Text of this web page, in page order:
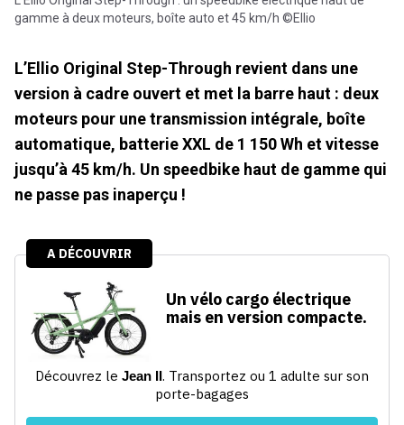
gamme à deux moteurs, boîte auto et 45 km/h ©Ellio
L’Ellio Original Step-Through revient dans une
version à cadre ouvert et met la barre haut : deux
moteurs pour une transmission intégrale, boîte
automatique, batterie XXL de 1 150 Wh et vitesse
jusqu’à 45 km/h. Un speedbike haut de gamme qui
ne passe pas inaperçu !